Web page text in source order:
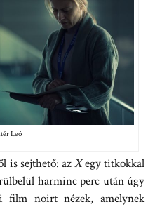
Leó
is sejthető: azXegy titkokkal
harminc perc után úgy
film noirt nézek, amelynek